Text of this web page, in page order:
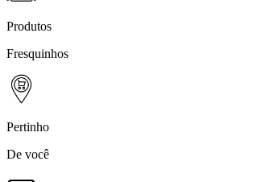
Produtos
Fresquinhos
Pertinho
De você